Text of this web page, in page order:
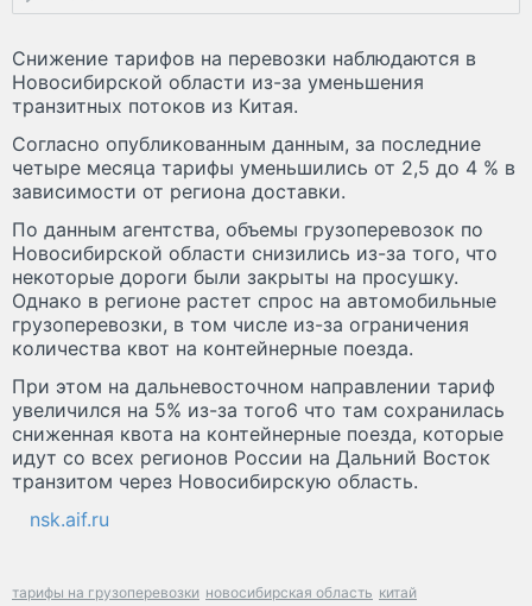
Снижение тарифов на перевозки наблюдаются в
Новосибирской области из-за уменьшения
транзитных потоков из Китая.
Согласно опубликованным данным, за последние
четыре месяца тарифы уменьшились от 2,5 до 4 % в
зависимости от региона доставки.
По данным агентства, объемы грузоперевозок по
Новосибирской области снизились из-за того, что
некоторые дороги были закрыты на просушку.
Однако в регионе растет спрос на автомобильные
грузоперевозки, в том числе из-за ограничения
количества квот на контейнерные поезда.
При этом на дальневосточном направлении тариф
увеличился на 5% из-за того6 что там сохранилась
сниженная квота на контейнерные поезда, которые
идут со всех регионов России на Дальний Восток
транзитом через Новосибирскую область.
nsk.aif.ru
тарифы на грузоперевозки новосибирская область китай